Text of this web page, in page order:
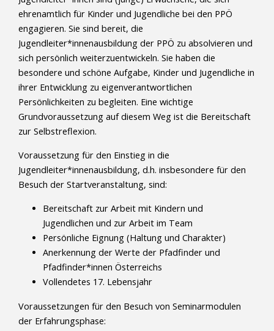
ehrenamtlich für Kinder und Jugendliche bei den PPÖ
engagieren. Sie sind bereit, die
Jugendleiter*innenausbildung der PPÖ zu absolvieren und
sich persönlich weiterzuentwickeln. Sie haben die
besondere und schöne Aufgabe, Kinder und Jugendliche in
ihrer Entwicklung zu eigenverantwortlichen
Persönlichkeiten zu begleiten. Eine wichtige
Grundvoraussetzung auf diesem Weg ist die Bereitschaft
zur Selbstreflexion.
Voraussetzung für den Einstieg in die
Jugendleiter*innenausbildung, d.h. insbesondere für den
Besuch der Startveranstaltung, sind:
Bereitschaft zur Arbeit mit Kindern und
Jugendlichen und zur Arbeit im Team
Persönliche Eignung (Haltung und Charakter)
Anerkennung der Werte der Pfadfinder und
Pfadfinder*innen Österreichs
Vollendetes 17. Lebensjahr
Voraussetzungen für den Besuch von Seminarmodulen
der Erfahrungsphase: